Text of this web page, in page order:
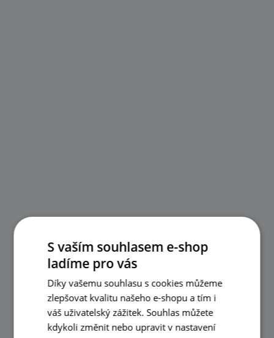
S vaším souhlasem e-shop
ladíme pro vás
Díky vašemu souhlasu s cookies můžeme
zlepšovat kvalitu našeho e-shopu a tím i
váš uživatelský zážitek. Souhlas můžete
kdykoli změnit nebo upravit v nastavení